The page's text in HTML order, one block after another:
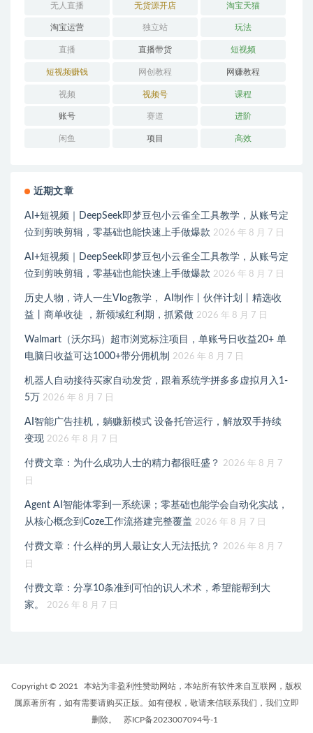
无人直播 无货源开店 淘宝天猫
淘宝运营 独立站 玩法
直播 直播带货 短视频
短视频赚钱 网创教程 网赚教程
视频 视频号 课程
账号 赛道 进阶
闲鱼 项目 高效
近期文章
AI+短视频｜DeepSeek即梦豆包小云雀全工具教学，从账号定
位到剪映剪辑，零基础也能快速上手做爆款 2026 年 8 月 7 日
AI+短视频｜DeepSeek即梦豆包小云雀全工具教学，从账号定
位到剪映剪辑，零基础也能快速上手做爆款 2026 年 8 月 7 日
历史人物，诗人一生Vlog教学， AI制作丨伙伴计划丨精选收
益丨商单收徒 ，新领域红利期，抓紧做 2026 年 8 月 7 日
Walmart（沃尔玛）超市浏览标注项目，单账号日收益20+ 单
电脑日收益可达1000+带分佣机制
2026 年 8 月 7 日
机器人自动接待买家自动发货，跟着系统学拼多多虚拟月入1-
5万 2026 年 8 月 7 日
AI智能广告挂机，躺赚新模式 设备托管运行，解放双手持续
变现 2026 年 8 月 7 日
付费文章：为什么成功人士的精力都很旺盛？
2026 年 8 月 7
日
Agent AI智能体零到一系统课；零基础也能学会自动化实战，
从核心概念到Coze工作流搭建完整覆盖 2026 年 8 月 7 日
付费文章：什么样的男人最让女人无法抵抗？
2026 年 8 月 7
日
付费文章：分享10条准到可怕的识人术术，希望能帮到大
家。
2026 年 8 月 7 日
Copyright © 2021
本站为非盈利性赞助网站，本站所有软件来自互联网，版权
属原著所有，如有需要请购买正版。如有侵权，敬请来信联系我们，我们立即
删除。
苏ICP备2023007094号-1